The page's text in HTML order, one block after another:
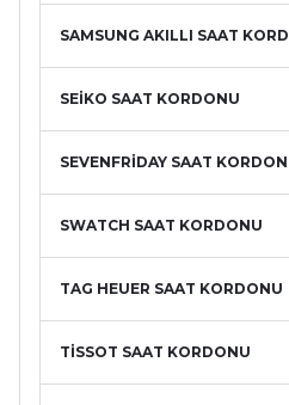
SAMSUNG AKILLI SAAT
SEİKO SAAT KORDONU
SEVENFRİDAY SAAT
SWATCH SAAT KORDONU
TAG HEUER SAAT KORDONU
TİSSOT SAAT KORDONU